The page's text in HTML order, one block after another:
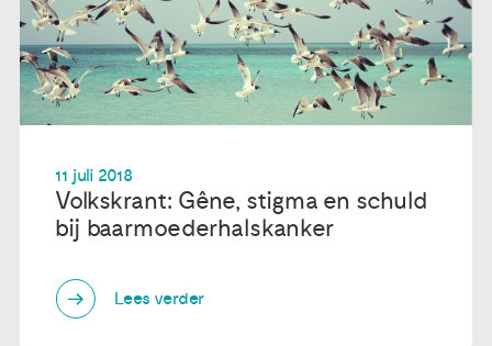
11 juli 2018
Volkskrant: Gêne, stigma en schuld
bij baarmoederhalskanker
Lees verder